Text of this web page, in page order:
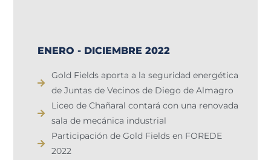
ENERO - DICIEMBRE 2022
Gold Fields aporta a la seguridad energética
de Juntas de Vecinos de Diego de Almagro
Liceo de Chañaral contará con una renovada
sala de mecánica industrial
Participación de Gold Fields en FOREDE
2022​